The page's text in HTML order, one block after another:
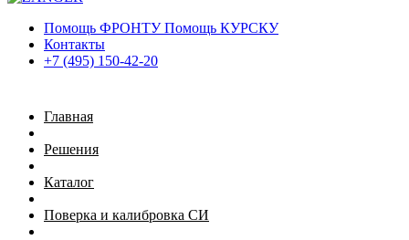
Помощь ФРОНТУ Помощь КУРСКУ
Контакты
+7 (495) 150-42-20
Главная
Решения
Каталог
Поверка и калибровка СИ